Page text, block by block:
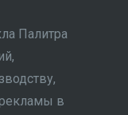
Палитра
в